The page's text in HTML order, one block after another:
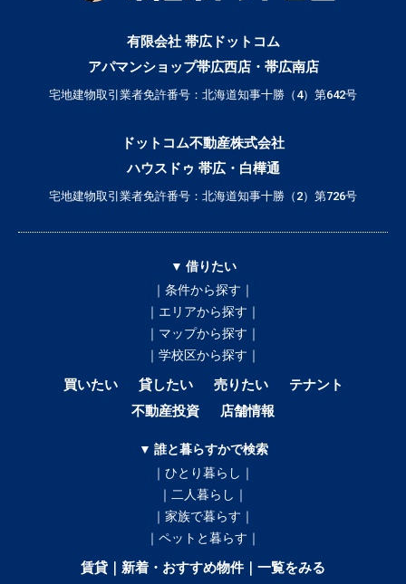
有限会社 帯広ドットコム
アパマンショップ帯広西店・帯広南店
宅地建物取引業者免許番号：北海道知事十勝（4）第642号
ドットコム不動産株式会社
ハウスドゥ 帯広・白樺通
宅地建物取引業者免許番号：北海道知事十勝（2）第726号
▼ 借りたい
｜条件から探す｜
｜エリアから探す｜
｜マップから探す｜
｜学校区から探す｜
買いたい 貸したい 売りたい
テナント
不動産投資
店舗情報
▼ 誰と暮らすかで検索
｜ひとり暮らし｜
｜二人暮らし｜
｜家族で暮らす｜
｜ペットと暮らす｜
賃貸｜新着・おすすめ物件｜一覧をみる